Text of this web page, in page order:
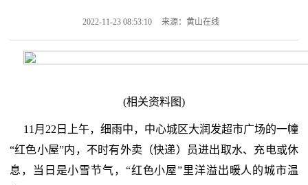
2022-11-23 08:53:10 来源：黄山在线
(相关资料图)
11月22日上午，细雨中，中心城区大润发超市广场的一幢
“红色小屋”内，不时有外卖（快递）员进出取水、充电或休
息，当日是小雪节气，“红色小屋”里洋溢出暖人的城市温